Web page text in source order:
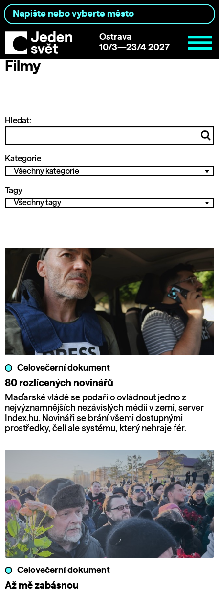
Ostrava
10/3—23/4 2027
Filmy
Hledat:
Kategorie
Tagy
Celovečerní dokument
80 rozlícených novinářů
Maďarské vládě se podařilo ovládnout jedno z
nejvýznamnějších nezávislých médií v zemi, server
Index.hu. Novináři se brání všemi dostupnými
prostředky, čelí ale systému, který nehraje fér.
Celovečerní dokument
Až mě zabásnou